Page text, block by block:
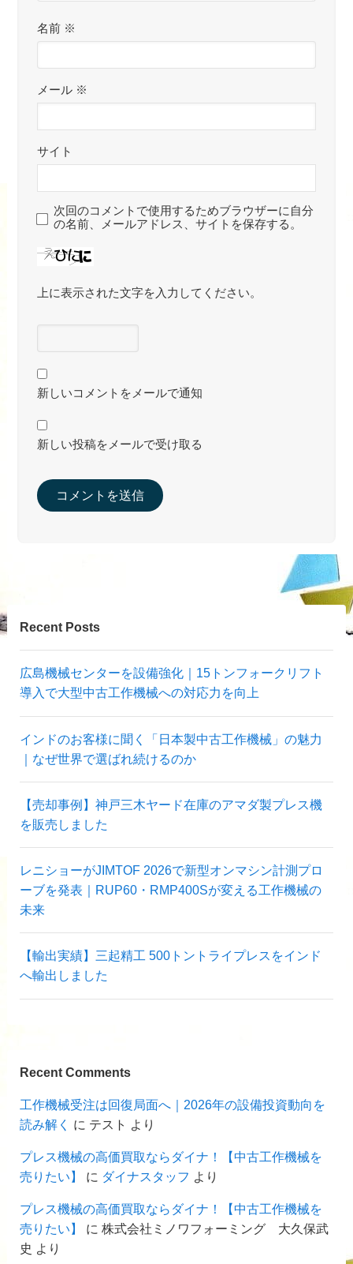
名前 ※
メール ※
サイト
次回のコメントで使用するためブラウザーに自分
の名前、メールアドレス、サイトを保存する。
上に表示された文字を入力してください。
新しいコメントをメールで通知
新しい投稿をメールで受け取る
Recent Posts
広島機械センターを設備強化｜15トンフォークリフト
導入で大型中古工作機械への対応力を向上
インドのお客様に聞く「日本製中古工作機械」の魅力
｜なぜ世界で選ばれ続けるのか
【売却事例】神戸三木ヤード在庫のアマダ製プレス機
を販売しました
レニショーがJIMTOF 2026で新型オンマシン計測プロ
ーブを発表｜RUP60・RMP400Sが変える工作機械の
未来
【輸出実績】三起精工 500トントライプレスをインド
へ輸出しました
Recent Comments
工作機械受注は回復局面へ｜2026年の設備投資動向を
読み解く
に テスト より
プレス機械の高価買取ならダイナ！【中古工作機械を
売りたい】
に ダイナスタッフ より
プレス機械の高価買取ならダイナ！【中古工作機械を
売りたい】
に 株式会社ミノワフォーミング 大久保武
史 より